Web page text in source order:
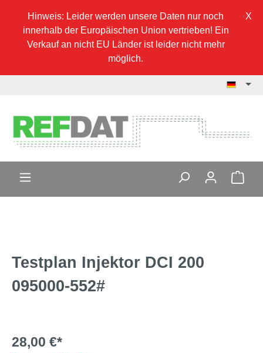
Hinweis: Leider werden unsere Daten nur noch
innerhalb der Europäischen Union vertrieben! Ein
Verkauf an nicht EU Länder ist leider nicht mehr
möglich.
Testplan Injektor DCI 200
095000-552#
28,00 €*